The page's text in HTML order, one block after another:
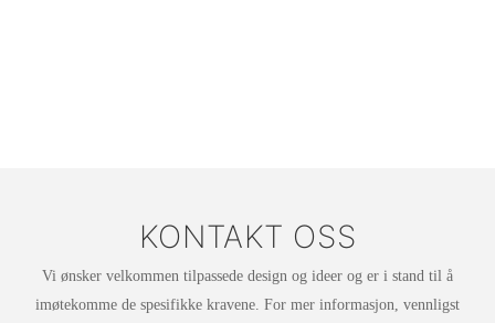
KONTAKT OSS
Vi ønsker velkommen tilpassede design og ideer og er i stand til å
imøtekomme de spesifikke kravene. For mer informasjon, vennligst